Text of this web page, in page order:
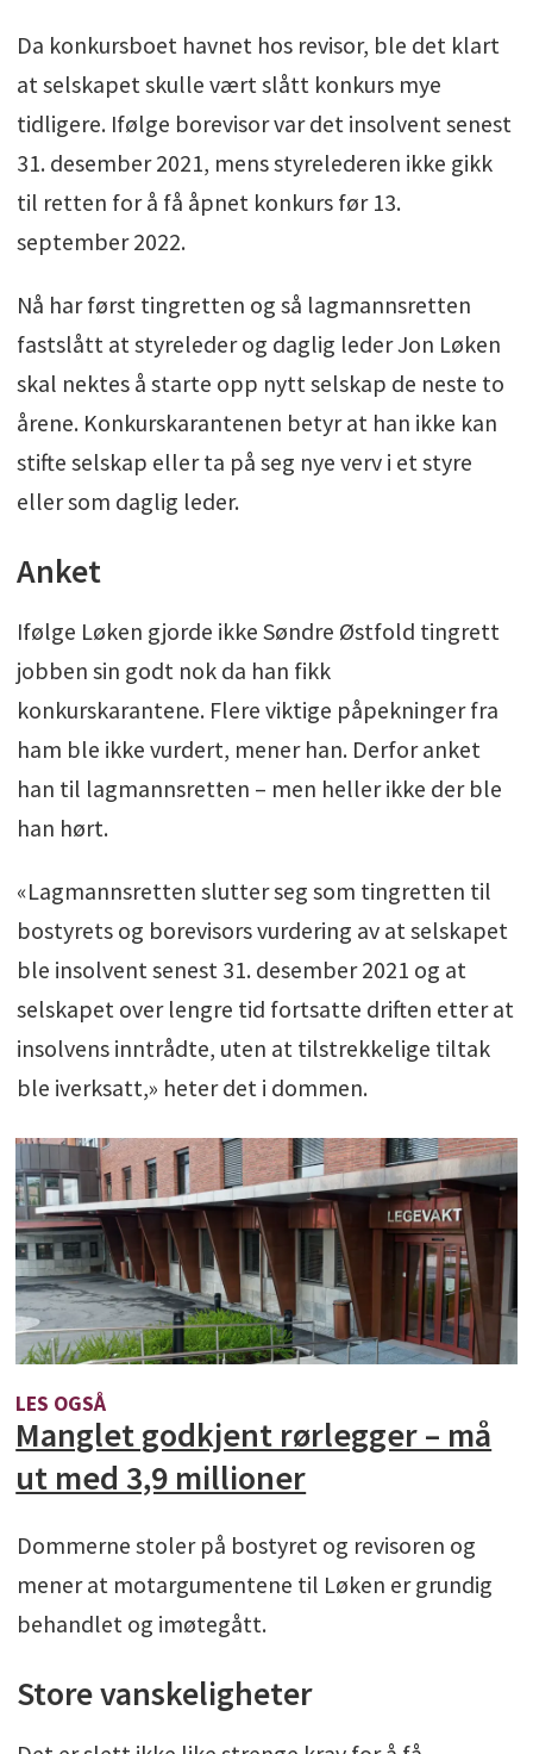
Da konkursboet havnet hos revisor, ble det klart
at selskapet skulle vært slått konkurs mye
tidligere. Ifølge borevisor var det insolvent senest
31. desember 2021, mens styrelederen ikke gikk
til retten for å få åpnet konkurs før 13.
september 2022.
Nå har først tingretten og så lagmannsretten
fastslått at styreleder og daglig leder Jon Løken
skal nektes å starte opp nytt selskap de neste to
årene. Konkurskarantenen betyr at han ikke kan
stifte selskap eller ta på seg nye verv i et styre
eller som daglig leder.
Anket
Ifølge Løken gjorde ikke Søndre Østfold tingrett
jobben sin godt nok da han fikk
konkurskarantene. Flere viktige påpekninger fra
ham ble ikke vurdert, mener han. Derfor anket
han til lagmannsretten – men heller ikke der ble
han hørt.
«Lagmannsretten slutter seg som tingretten til
bostyrets og borevisors vurdering av at selskapet
ble insolvent senest 31. desember 2021 og at
selskapet over lengre tid fortsatte driften etter at
insolvens inntrådte, uten at tilstrekkelige tiltak
ble iverksatt,» heter det i dommen.
LES OGSÅ
Manglet godkjent rørlegger – må
ut med 3,9 millioner
Dommerne stoler på bostyret og revisoren og
mener at motargumentene til Løken er grundig
behandlet og imøtegått.
Store vanskeligheter